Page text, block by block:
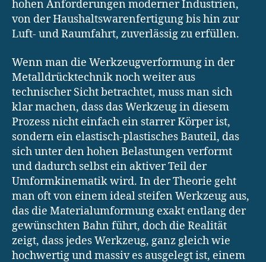
hohen Anforderungen moderner Industrien,
von der Haushaltswarenfertigung bis hin zur
Luft- und Raumfahrt, zuverlässig zu erfüllen.
Wenn man die Werkzeugverformung in der
Metalldrücktechnik noch weiter aus
technischer Sicht betrachtet, muss man sich
klar machen, dass das Werkzeug in diesem
Prozess nicht einfach ein starrer Körper ist,
sondern ein elastisch-plastisches Bauteil, das
sich unter den hohen Belastungen verformt
und dadurch selbst ein aktiver Teil der
Umformkinematik wird. In der Theorie geht
man oft von einem ideal steifen Werkzeug aus,
das die Materialumformung exakt entlang der
gewünschten Bahn führt, doch die Realität
zeigt, dass jedes Werkzeug, ganz gleich wie
hochwertig und massiv es ausgelegt ist, einem